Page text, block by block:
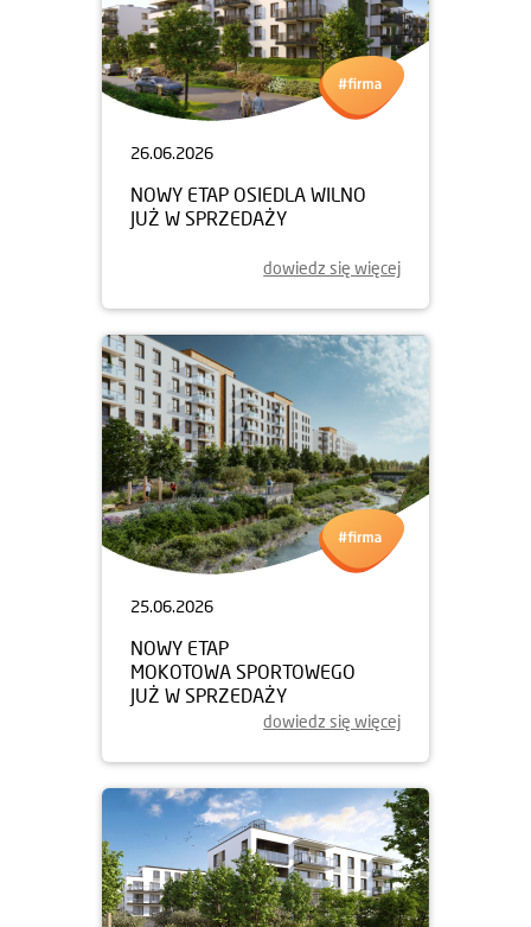
26.06.2026
NOWY ETAP OSIEDLA WILNO
JUŻ W SPRZEDAŻY
dowiedz się więcej
25.06.2026
NOWY ETAP
MOKOTOWA SPORTOWEGO
JUŻ W SPRZEDAŻY
dowiedz się więcej